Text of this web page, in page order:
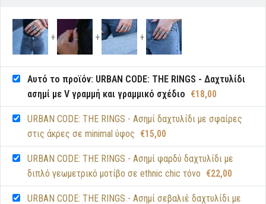
Αυτό το προϊόν: URBAN CODE: THE RINGS - Δαχτυλίδι
ασημί με V γραμμή και γραμμικό σχέδιο €18,00
URBAN CODE: THE RINGS - Ασημί δαχτυλίδι με σφαίρες
στις άκρες σε minimal ύφος €15,00
URBAN CODE: THE RINGS - Ασημί φαρδύ δαχτυλίδι με
διπλό γεωμετρικό μοτίβο σε ethnic chic τόνο €22,00
URBAN CODE: THE RINGS - Ασημί σεβαλιέ δαχτυλίδι με